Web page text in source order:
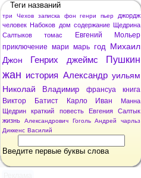
Теги названий
три Чехов записка фон генри пьер
джордж
человек Набоков дом содержание Щедрина
Салтыков
томас Евгений
Мольер
приключение мари марь год Михаил
Джон
Генрих джеймс Пушкин
жан история Александр уильям
Николай
Владимир франсуа
книга
Виктор
Батист Карло Иван
Манна
Щедрин
краткий повесть Евгения
Салтык
жизнь
Александрович Гоголь Андрей
чарльз
Диккенс Василий
Введите первые буквы слова